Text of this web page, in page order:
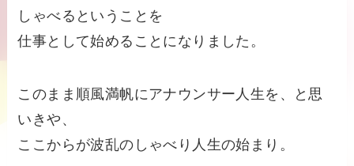
しゃべるということを
仕事として始めることになりました。
このまま順風満帆にアナウンサー人生を、と思
いきや、
ここからが波乱のしゃべり人生の始まり。